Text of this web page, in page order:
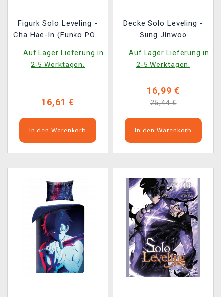
Figurk Solo Leveling -
Cha Hae-In (Funko POP!
Auf Lager Lieferung in
2-5 Werktagen.
16,61 €
In den Warenkorb
Decke Solo Leveling -
Sung Jinwoo
Auf Lager Lieferung in
2-5 Werktagen.
16,99 €
25,44 €
In den Warenkorb